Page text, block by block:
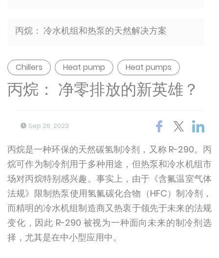
丙烷： 冷水机组和热泵的天然解决方案
Chillers Heat pump Heat pumps
丙烷： 净零排放的新英雄？
Sep 26, 2023
丙烷是一种环保的天然碳氢制冷剂，又称 R-290。丙
烷可作为制冷剂用于多种用途，但热泵和冷水机组市
场对丙烷特别感兴趣。事实上，由于《含氟温室气体
法规》限制热泵使用氢氟碳化合物（HFC）制冷剂，
而精明的冷水机组制造商又热衷于领先于未来的法规
变化，因此 R-290 被视为一种面向未来的制冷剂选
择，尤其是在中小型应用中。